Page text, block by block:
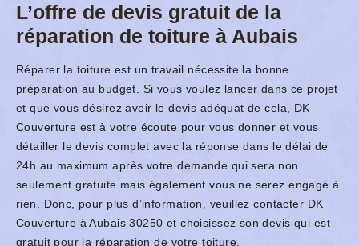
L’offre de devis gratuit de la
réparation de toiture à Aubais
Réparer la toiture est un travail nécessite la bonne
préparation au budget. Si vous voulez lancer dans ce projet
et que vous désirez avoir le devis adéquat de cela, DK
Couverture est à votre écoute pour vous donner et vous
détailler le devis complet avec la réponse dans le délai de
24h au maximum après votre demande qui sera non
seulement gratuite mais également vous ne serez engagé à
rien. Donc, pour plus d’information, veuillez contacter DK
Couverture à Aubais 30250 et choisissez son devis qui est
gratuit pour la réparation de votre toiture.